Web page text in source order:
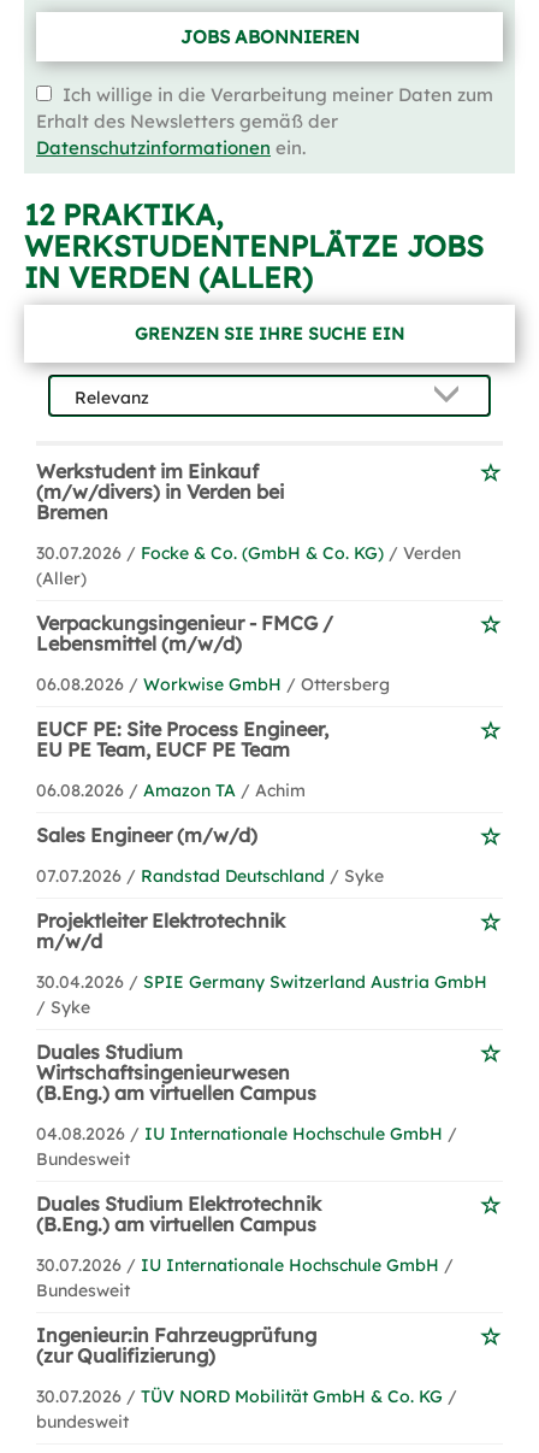
JOBS ABONNIEREN
Ich willige in die Verarbeitung meiner Daten zum
Erhalt des Newsletters gemäß der
Datenschutzinformationen ein.
12 PRAKTIKA,
WERKSTUDENTENPLÄTZE JOBS
IN VERDEN (ALLER)
GRENZEN SIE IHRE SUCHE EIN
Werkstudent im Einkauf
(m/w/divers) in Verden bei
Bremen
30.07.2026 / Focke & Co. (GmbH & Co. KG) / Verden
(Aller)
Verpackungsingenieur - FMCG /
Lebensmittel (m/w/d)
06.08.2026 / Workwise GmbH / Ottersberg
EUCF PE: Site Process Engineer,
EU PE Team, EUCF PE Team
06.08.2026 / Amazon TA / Achim
Sales Engineer (m/w/d)
07.07.2026 / Randstad Deutschland / Syke
Projektleiter Elektrotechnik
m/w/d
30.04.2026 / SPIE Germany Switzerland Austria GmbH
/ Syke
Duales Studium
Wirtschaftsingenieurwesen
(B.Eng.) am virtuellen Campus
04.08.2026 / IU Internationale Hochschule GmbH /
Bundesweit
Duales Studium Elektrotechnik
(B.Eng.) am virtuellen Campus
30.07.2026 / IU Internationale Hochschule GmbH /
Bundesweit
Ingenieur:in Fahrzeugprüfung
(zur Qualifizierung)
30.07.2026 / TÜV NORD Mobilität GmbH & Co. KG /
bundesweit